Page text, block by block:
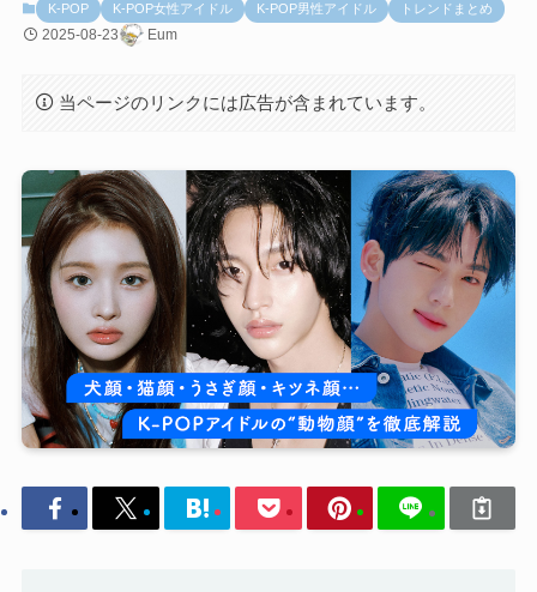
K-POP K-POP女性アイドル K-POP男性アイドル トレンドまとめ
2025-08-23 Eum
当ページのリンクには広告が含まれています。